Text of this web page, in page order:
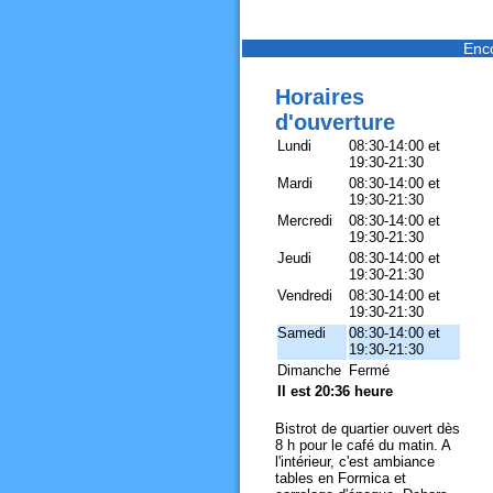
Horaires
d'ouverture
Lundi
08:30-14:00 et
19:30-21:30
Mardi
08:30-14:00 et
19:30-21:30
Mercredi
08:30-14:00 et
19:30-21:30
Jeudi
08:30-14:00 et
19:30-21:30
Vendredi
08:30-14:00 et
19:30-21:30
Samedi
08:30-14:00 et
19:30-21:30
Dimanche
Fermé
Il est 20:36 heure
Bistrot de quartier ouvert dès
8 h pour le café du matin. A
l'intérieur, c'est ambiance
tables en Formica et